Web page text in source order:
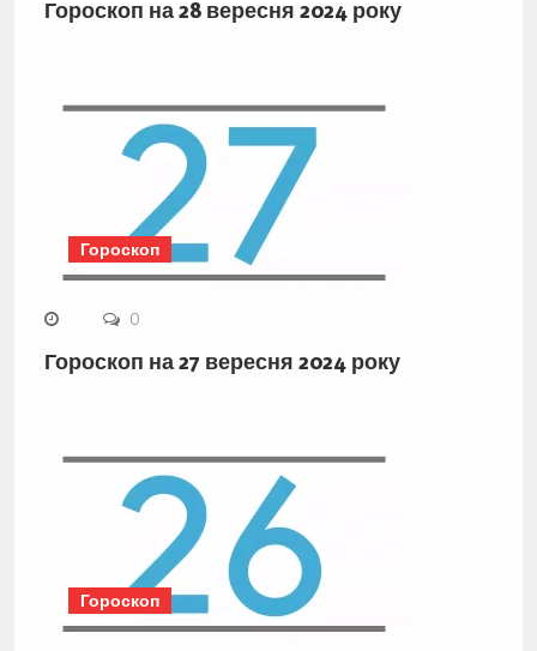
Гороскоп на 28 вересня 2024 року
Гороскоп
0
Гороскоп на 27 вересня 2024 року
Гороскоп